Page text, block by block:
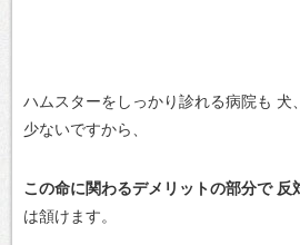
ハムスターをしっかり診れる病院も 犬
少ないですから、
この命に関わるデメリットの部分で反
は頷けます。